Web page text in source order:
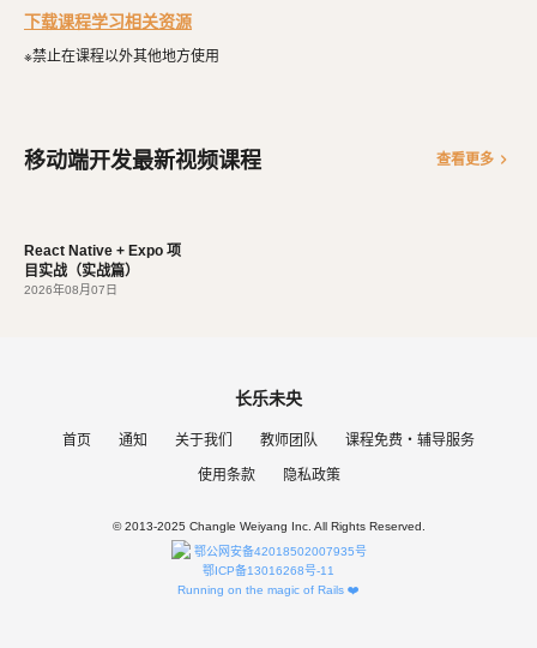
家都羡慕你的成就。发iOS、Android原生App。 对编程、AI和机器人都有深厚的
兴趣，觉得做开发非常快乐，能创造梦想中的产品是一件非常
有幸福感的事情。喜爱阅读，尤其是历史相关的书籍。喜欢音
下载课程学习相关资源
※禁止在课程以外其他地方使用
移动端开发最新视频课程 查看更多 chevron_right
React Native + Expo 项
目实战（实战篇）
2026年08月07日
长乐未央
首页 通知 关于我们 教师团队 课程免费・辅导服务
使用条款 隐私政策
© 2013-2025 Changle Weiyang Inc. All Rights Reserved.
鄂公网安备42018502007935号
鄂ICP备13016268号-11
Running on the magic of Rails ❤️